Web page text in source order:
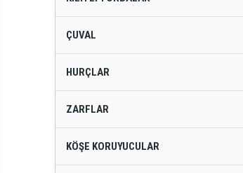
ÇUVAL
HURÇLAR
ZARFLAR
KÖŞE KORUYUCULAR